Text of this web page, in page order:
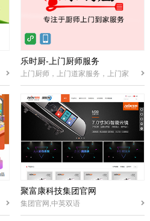
乐时厨-上门厨师服务
上门厨师，上门道家服务，上门家
政
聚富康科技集团官网
集团官网,中英双语